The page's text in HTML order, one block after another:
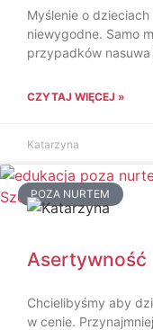
Myślenie o
niewygodne. Samo
przypadków
CZYTAJ WIĘCEJ »
Katarzyna
POZA NURTEM
Asertywność
Chcielibyśmy aby
w cenie.